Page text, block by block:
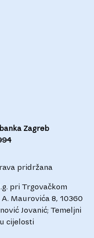
Zagreb
pridržana
pri Trgovačkom
Maurovića 8, 10360
Jovanić; Temeljni
cijelosti